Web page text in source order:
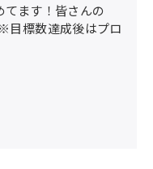
ます！皆さんの
目標数達成後はプロ